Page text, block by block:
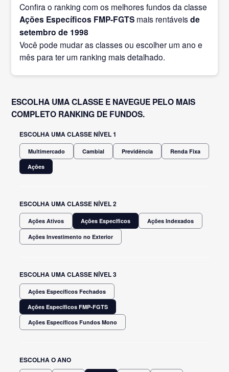
Confira o ranking com os melhores fundos da classe
Ações Específicos FMP-FGTS mais rentáveisde
setembro de 1998
Você pode mudar as classes ou escolher um ano e
mês para ter um ranking mais detalhado.
ESCOLHA UMA CLASSE E NAVEGUE PELO MAIS
COMPLETO RANKING DE FUNDOS.
ESCOLHA UMA CLASSE NÍVEL 1
Multimercado Cambial Previdência
Renda Fixa
Ações
ESCOLHA UMA CLASSE NÍVEL 2
Ações Ativos Ações Específicos Ações Indexados
Ações Investimento no Exterior
ESCOLHA UMA CLASSE NÍVEL 3
Ações Específicos Fechados
Ações Específicos FMP-FGTS
Ações Específicos Fundos Mono
ESCOLHA O ANO